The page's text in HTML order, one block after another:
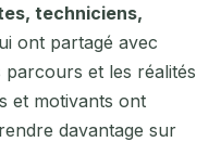
techniciens,
ont partagé avec
et les réalités
et motivants ont
davantage sur